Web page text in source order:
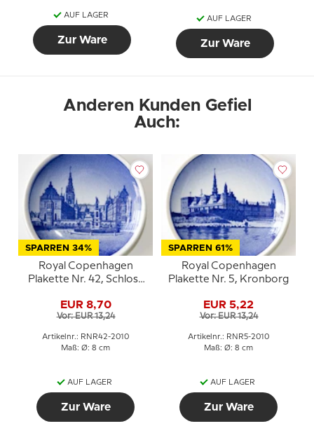
AUF LAGER
Zur Ware
AUF LAGER
Zur Ware
Anderen Kunden Gefiel
Auch:
SPARREN 34%
Royal Copenhagen
Plakette Nr. 42, Schloss
EUR 8,70
Vor: EUR 13,24
Artikelnr.: RNR42-2010
Maß: Ø: 8 cm
AUF LAGER
Zur Ware
SPARREN 61%
Royal Copenhagen
Plakette Nr. 5, Kronborg
EUR 5,22
Vor: EUR 13,24
Artikelnr.: RNR5-2010
Maß: Ø: 8 cm
AUF LAGER
Zur Ware